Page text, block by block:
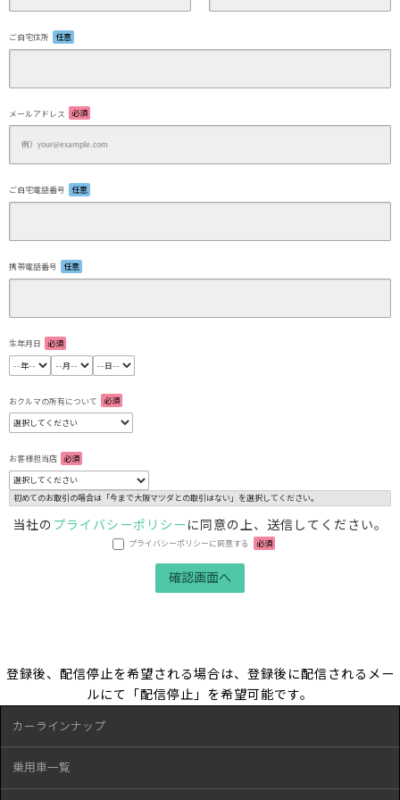
ご自宅住所 任意
メールアドレス 必須
ご自宅電話番号 任意
携帯電話番号 任意
生年月日 必須
おクルマの所有について 必須
お客様担当店 必須
初めてのお取引の場合は「今まで大阪マツダとの取引はない」を選択してください。
当社の プライバシーポリシー に同意の上、送信してください。
プライバシーポリシーに同意する 必須
登録後、配信停止を希望される場合は、登録後に配信されるメー
ルにて「配信停止」を希望可能です。
カーラインナップ
乗用車一覧